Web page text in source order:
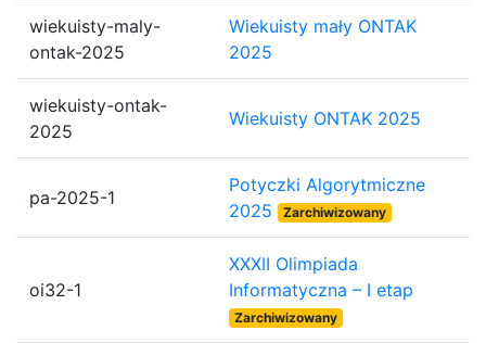
wiekuisty-maly-
ontak-2025
Wiekuisty mały ONTAK
2025
wiekuisty-ontak-
2025
Wiekuisty ONTAK 2025
pa-2025-1
Potyczki Algorytmiczne
2025
Zarchiwizowany
oi32-1
XXXII Olimpiada
Informatyczna – I etap
Zarchiwizowany